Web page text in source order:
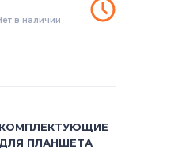
Qumo
в наличии
КОМПЛЕКТУЮЩИЕ
ДЛЯ ПЛАНШЕТА